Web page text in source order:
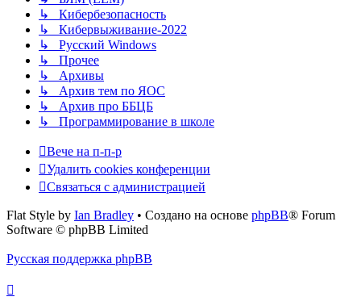
↳ Кибербезопасность
↳ Кибервыживание-2022
↳ Русский Windows
↳ Прочее
↳ Архивы
↳ Архив тем по ЯОС
↳ Архив про ББЦБ
↳ Программирование в школе
Вече на п-п-р
Удалить cookies конференции
Связаться с администрацией
Flat Style by Ian Bradley • Создано на основе phpBB® Forum
Software © phpBB Limited
Русская поддержка phpBB